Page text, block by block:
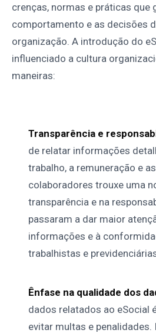
crenças, normas e práticas que
comportamento e as decisões
organização. A introdução do
influenciado a cultura
maneiras:
Transparência e
de relatar informações
trabalho, a remuneração e
colaboradores trouxe uma
transparência e na
passaram a dar maior
informações e à
trabalhistas e
Ênfase na qualidade dos
dados relatados ao eSocial
evitar multas e